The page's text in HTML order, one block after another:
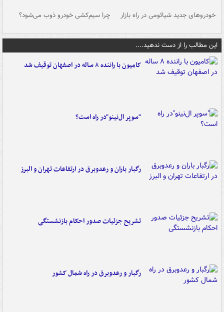
خودروهای جدید شیائومی در راه بازار چرا سیم‌کشی خودرو ذوب می‌شود؟
این مطالب را از دست ندهید....
کامیون با راننده ۸ ساله در اصفهان توقیف شد
"سوپر ال‌نینو"در راه است؟
رگبار باران و رعدوبرق در ارتفاعات تهران و البرز
تشریح جزئیات صدور احکام بازنشستگی
رگبار و رعدوبرق در راه شمال کشور